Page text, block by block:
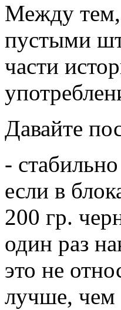
Между тем,
пустыми
части
Давайте
-
если в
200 гр.
один раз
это не
лучше,